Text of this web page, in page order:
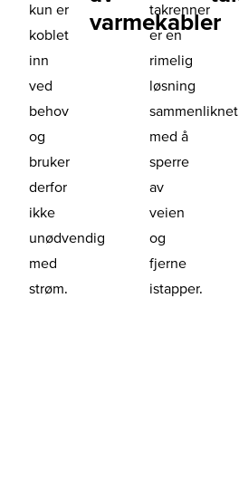
kun er
koblet
inn
ved
behov
og
bruker
derfor
ikke
unødvendig
med
strøm.
varmekabler
takrenner
er en
rimelig
løsning
sammenliknet
med å
sperre
av
veien
og
fjerne
istapper.